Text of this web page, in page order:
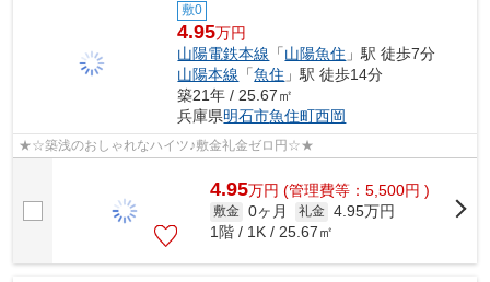
敷0
4.95万円
山陽電鉄本線 「山陽魚住 」駅 徒歩7分
山陽本線 「魚住 」駅 徒歩14分
築21年 / 25.67㎡
兵庫県明石市魚住町西岡
★☆築浅のおしゃれなハイツ♪敷金礼金ゼロ円☆★
4.95万円 (管理費等：5,500円 )
敷金 0ヶ月 礼金 4.95万円
1階 / 1K / 25.67㎡